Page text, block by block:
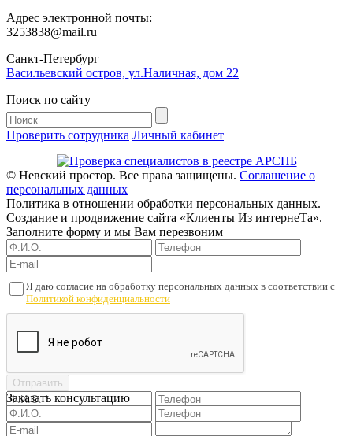
Адрес электронной почты:
3253838@mail.ru
Cанкт-Петербург
Васильевский остров, ул.Наличная, дом 22
Поиск по сайту
Проверить сотрудника Личный кабинет
© Невский простор. Все права защищены. Соглашение о
персональных данных
Политика в отношении обработки персональных данных.
Создание и продвижение сайта «Клиенты Из интернеТа».
Заполните форму и мы Вам перезвоним
Я даю согласие на обработку персональных данных в соответствии с
Политикой конфиденциальности
Заказать консультацию